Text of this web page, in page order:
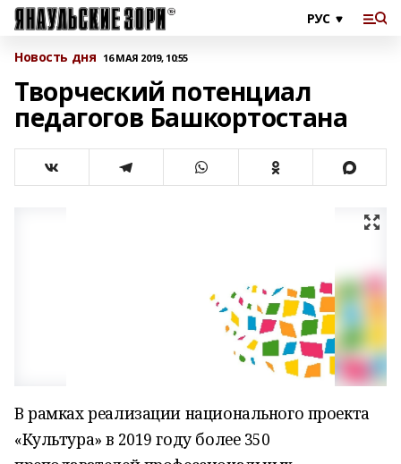
Новость дня 16 МАЯ 2019, 10:55
Творческий потенциал
педагогов Башкортостана
В рамках реализации национального проекта
«Культура» в 2019 году более 350